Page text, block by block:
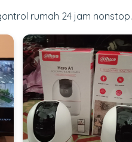
rumah 24 jam nonstop.